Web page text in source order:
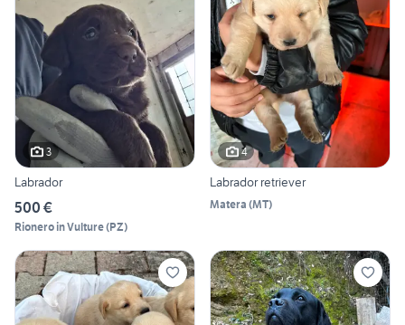
3
Labrador
500 €
Rionero in Vulture(PZ)
4
Labrador retriever
Matera (MT)